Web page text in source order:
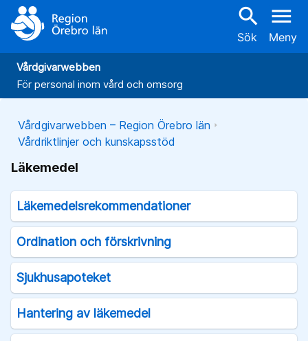
search
Sök
menu
Meny
Vårdgivarwebben
För personal inom vård och omsorg
Vårdgivarwebben – Region Örebro län
Vårdriktlinjer och kunskapsstöd
Läkemedel
Läkemedelsrekommendationer
Ordination och förskrivning
Sjukhusapoteket
Hantering av läkemedel